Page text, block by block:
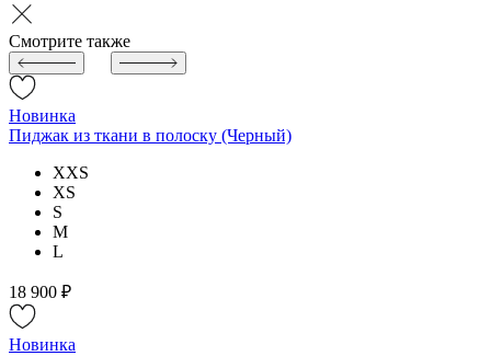
Смотрите также
Новинка
Пиджак из ткани в полоску (Черный)
XXS
XS
S
M
L
18 900 ₽
Новинка